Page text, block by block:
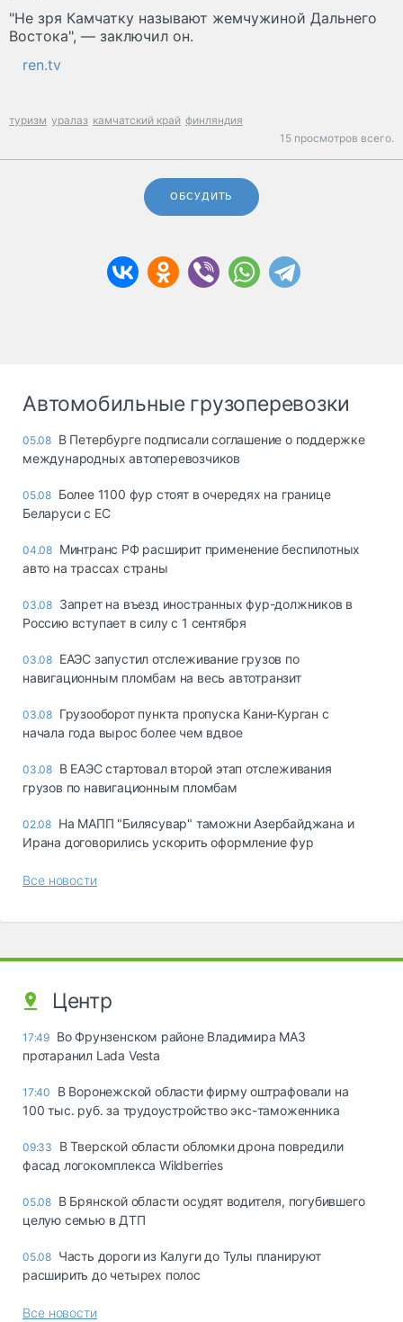
"Не зря Камчатку называют жемчужиной Дальнего
Востока", — заключил он.
ren.tv
туризм уралаз камчатский край финляндия
15 просмотров всего.
ОБСУДИТЬ
Автомобильные грузоперевозки
05.08 В Петербурге подписали соглашение о поддержке
международных автоперевозчиков
05.08 Более 1100 фур стоят в очередях на границе
Беларуси с ЕС
04.08 Минтранс РФ расширит применение беспилотных
авто на трассах страны
03.08 Запрет на въезд иностранных фур-должников в
Россию вступает в силу с 1 сентября
03.08 ЕАЭС запустил отслеживание грузов по
навигационным пломбам на весь автотранзит
03.08 Грузооборот пункта пропуска Кани-Курган с
начала года вырос более чем вдвое
03.08 В ЕАЭС стартовал второй этап отслеживания
грузов по навигационным пломбам
02.08 На МАПП "Билясувар" таможни Азербайджана и
Ирана договорились ускорить оформление фур
Все новости
Центр
17:49 Во Фрунзенском районе Владимира МАЗ
протаранил Lada Vesta
17:40
В Воронежской области фирму оштрафовали на
100 тыс. руб. за трудоустройство экс-таможенника
09:33
В Тверской области обломки дрона повредили
фасад логокомплекса Wildberries
05.08 В Брянской области осудят водителя, погубившего
целую семью в ДТП
05.08 Часть дороги из Калуги до Тулы планируют
расширить до четырех полос
Все новости